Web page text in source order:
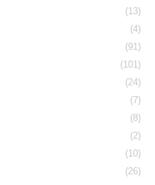
(13)
(4)
(91)
(101)
(24)
(7)
(8)
(2)
(10)
(26)